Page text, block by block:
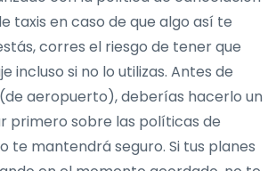
taxis en caso de que algo así te
corres el riesgo de tener que
incluso si no lo utilizas. Antes de
aeropuerto), deberías hacerlo un
primero sobre las políticas de
te mantendrá seguro. Si tus planes